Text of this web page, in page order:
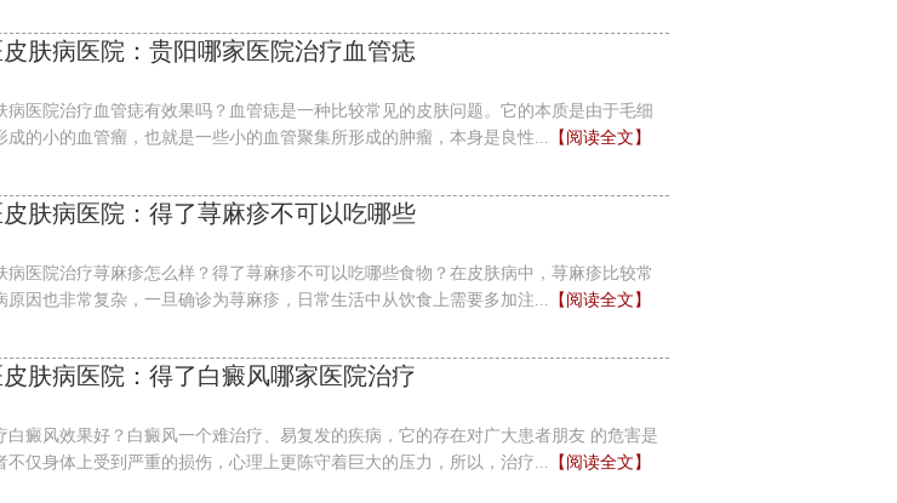
肤病医院：贵阳哪家医院治疗血管痣
病医院治疗血管痣有效果吗？血管痣是一种比较常见的皮肤问题。它的本质是由于毛细
成的小的血管瘤，也就是一些小的血管聚集所形成的肿瘤，本身是良性... 【阅读全文】
肤病医院：得了荨麻疹不可以吃哪些
病医院治疗荨麻疹怎么样？得了荨麻疹不可以吃哪些食物？在皮肤病中，荨麻疹比较常
原因也非常复杂，一旦确诊为荨麻疹，日常生活中从饮食上需要多加注... 【阅读全文】
肤病医院：得了白癜风哪家医院治疗
白癜风效果好？白癜风一个难治疗、易复发的疾病，它的存在对广大患者朋友 的危害是
不仅身体上受到严重的损伤，心理上更陈守着巨大的压力，所以，治疗... 【阅读全文】